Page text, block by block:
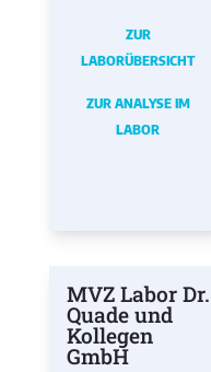
ZUR
LABORÜBERSICHT
ZUR ANALYSE IM
LABOR
MVZ Labor Dr.
Quade und
Kollegen
GmbH